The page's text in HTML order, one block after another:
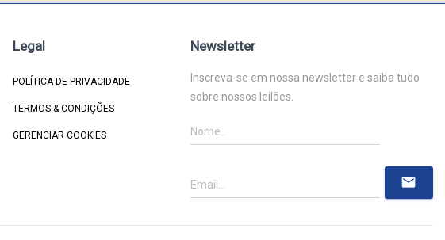
Legal
POLÍTICA DE PRIVACIDADE
TERMOS & CONDIÇÕES
GERENCIAR COOKIES
Newsletter
Inscreva-se em nossa newsletter e saiba tudo
sobre nossos leilões.
mail